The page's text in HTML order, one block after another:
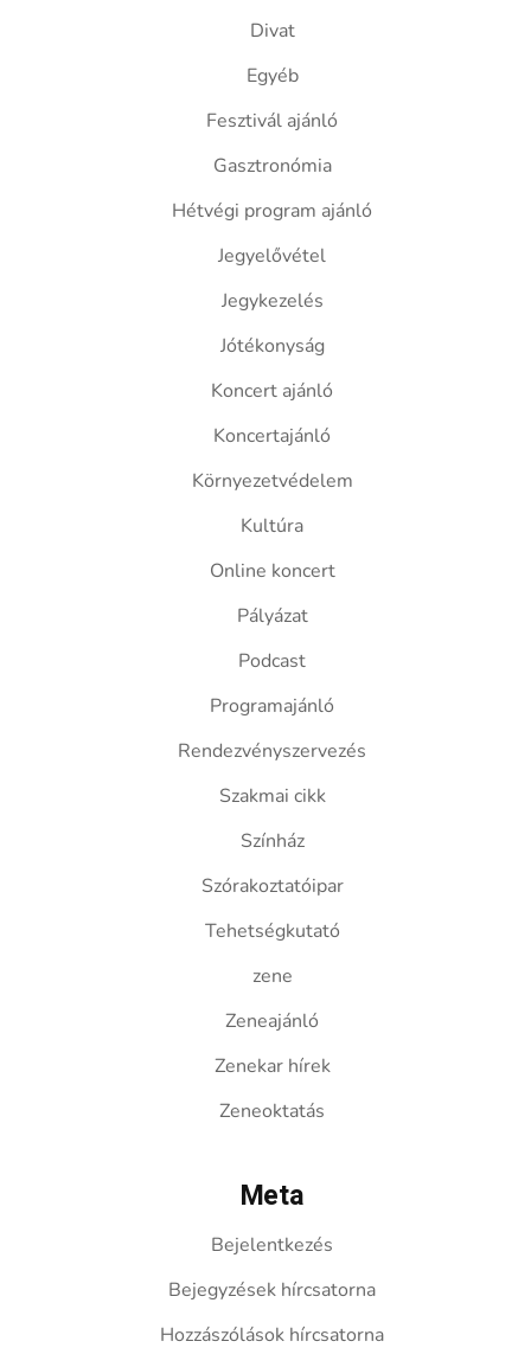
Divat
Egyéb
Fesztivál ajánló
Gasztronómia
Hétvégi program ajánló
Jegyelővétel
Jegykezelés
Jótékonyság
Koncert ajánló
Koncertajánló
Környezetvédelem
Kultúra
Online koncert
Pályázat
Podcast
Programajánló
Rendezvényszervezés
Szakmai cikk
Színház
Szórakoztatóipar
Tehetségkutató
zene
Zeneajánló
Zenekar hírek
Zeneoktatás
Meta
Bejelentkezés
Bejegyzések hírcsatorna
Hozzászólások hírcsatorna